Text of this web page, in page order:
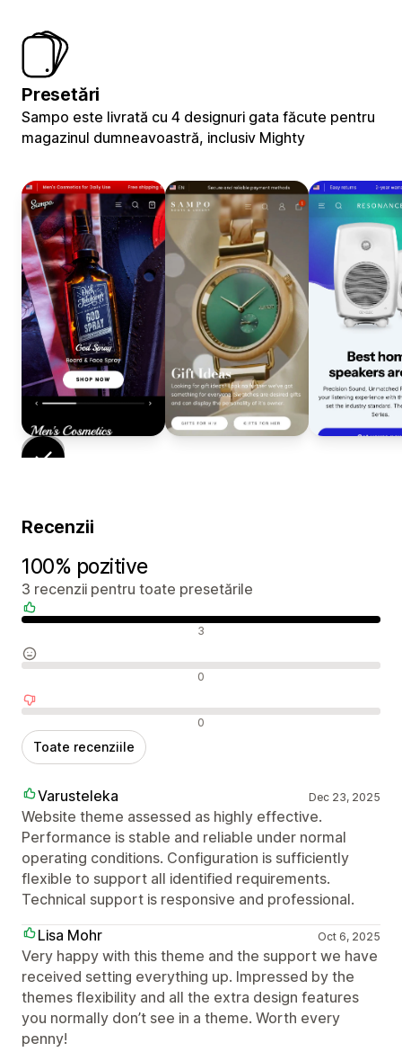
Presetări
Sampo este livrată cu 4 designuri gata făcute pentru
magazinul dumneavoastră, inclusiv Mighty
Recenzii
100% pozitive
3 recenzii pentru toate presetările
3
0
0
Toate recenziile
Varusteleka Dec 23, 2025
Website theme assessed as highly effective.
Performance is stable and reliable under normal
operating conditions. Configuration is sufficiently
flexible to support all identified requirements.
Technical support is responsive and professional.
Lisa Mohr
Oct 6, 2025
Very happy with this theme and the support we have
received setting everything up. Impressed by the
themes flexibility and all the extra design features
you normally don’t see in a theme. Worth every
penny!